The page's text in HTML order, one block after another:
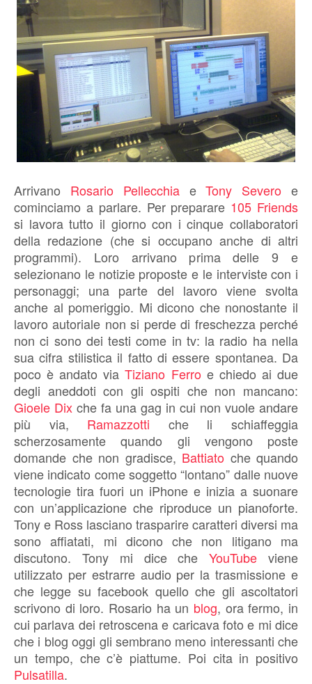
Arrivano Rosario PellecchiaeTony Severo e
cominciamo a parlare. Per preparare 105 Friends
si lavora tutto il giorno con i cinque collaboratori
della redazione (che si occupano anche di altri
programmi). Loro arrivano prima delle 9 e
selezionano le notizie proposte e le interviste con i
personaggi; una parte del lavoro viene svolta
anche al pomeriggio. Mi dicono che nonostante il
lavoro autoriale non si perde di freschezza perché
non ci sono dei testi come in tv: la radio ha nella
sua cifra stilistica il fatto di essere spontanea. Da
poco è andato viaTiziano Ferroe chiedo ai due
degli aneddoti con gli ospiti che non mancano:
Gioele Dix che fa una gag in cui non vuole andare
più via, Ramazzotti che li schiaffeggia
scherzosamente quando gli vengono poste
domande che non gradisce, Battiato che quando
viene indicato come soggetto “lontano” dalle nuove
tecnologie tira fuori un iPhone e inizia a suonare
con un’applicazione che riproduce un pianoforte.
Tony e Ross lasciano trasparire caratteri diversi ma
sono affiatati, mi dicono che non litigano ma
discutono. Tony mi dice cheYouTube viene
utilizzato per estrarre audio per la trasmissione e
che legge su facebook quello che gli ascoltatori
scrivono di loro. Rosario ha un blog, ora fermo, in
cui parlava dei retroscena e caricava foto e mi dice
che i blog oggi gli sembrano meno interessanti che
un tempo, che c’è piattume. Poi cita in positivo
Pulsatilla.